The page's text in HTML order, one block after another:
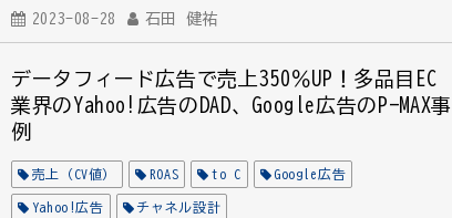
ONE's Data
2023-08-28 石田 健祐
データフィード広告で売上350％UP！多品目EC
業界のYahoo!広告のDAD、Google広告のP-MAX事
例
売上（CV値） ROAS to C Google広告
Yahoo!広告 チャネル設計